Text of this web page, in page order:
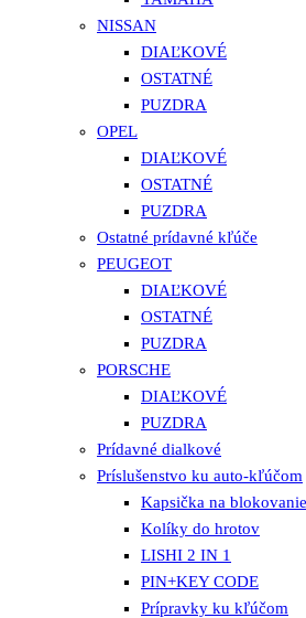
NISSAN
DIAĽKOVÉ
OSTATNÉ
PUZDRA
OPEL
DIAĽKOVÉ
OSTATNÉ
PUZDRA
Ostatné prídavné kľúče
PEUGEOT
DIAĽKOVÉ
OSTATNÉ
PUZDRA
PORSCHE
DIAĽKOVÉ
PUZDRA
Prídavné dialkové
Príslušenstvo ku auto-kľúčom
Kapsička na
Kolíky do hrotov
LISHI 2 IN 1
PIN+KEY CODE
Prípravky ku kľúčom